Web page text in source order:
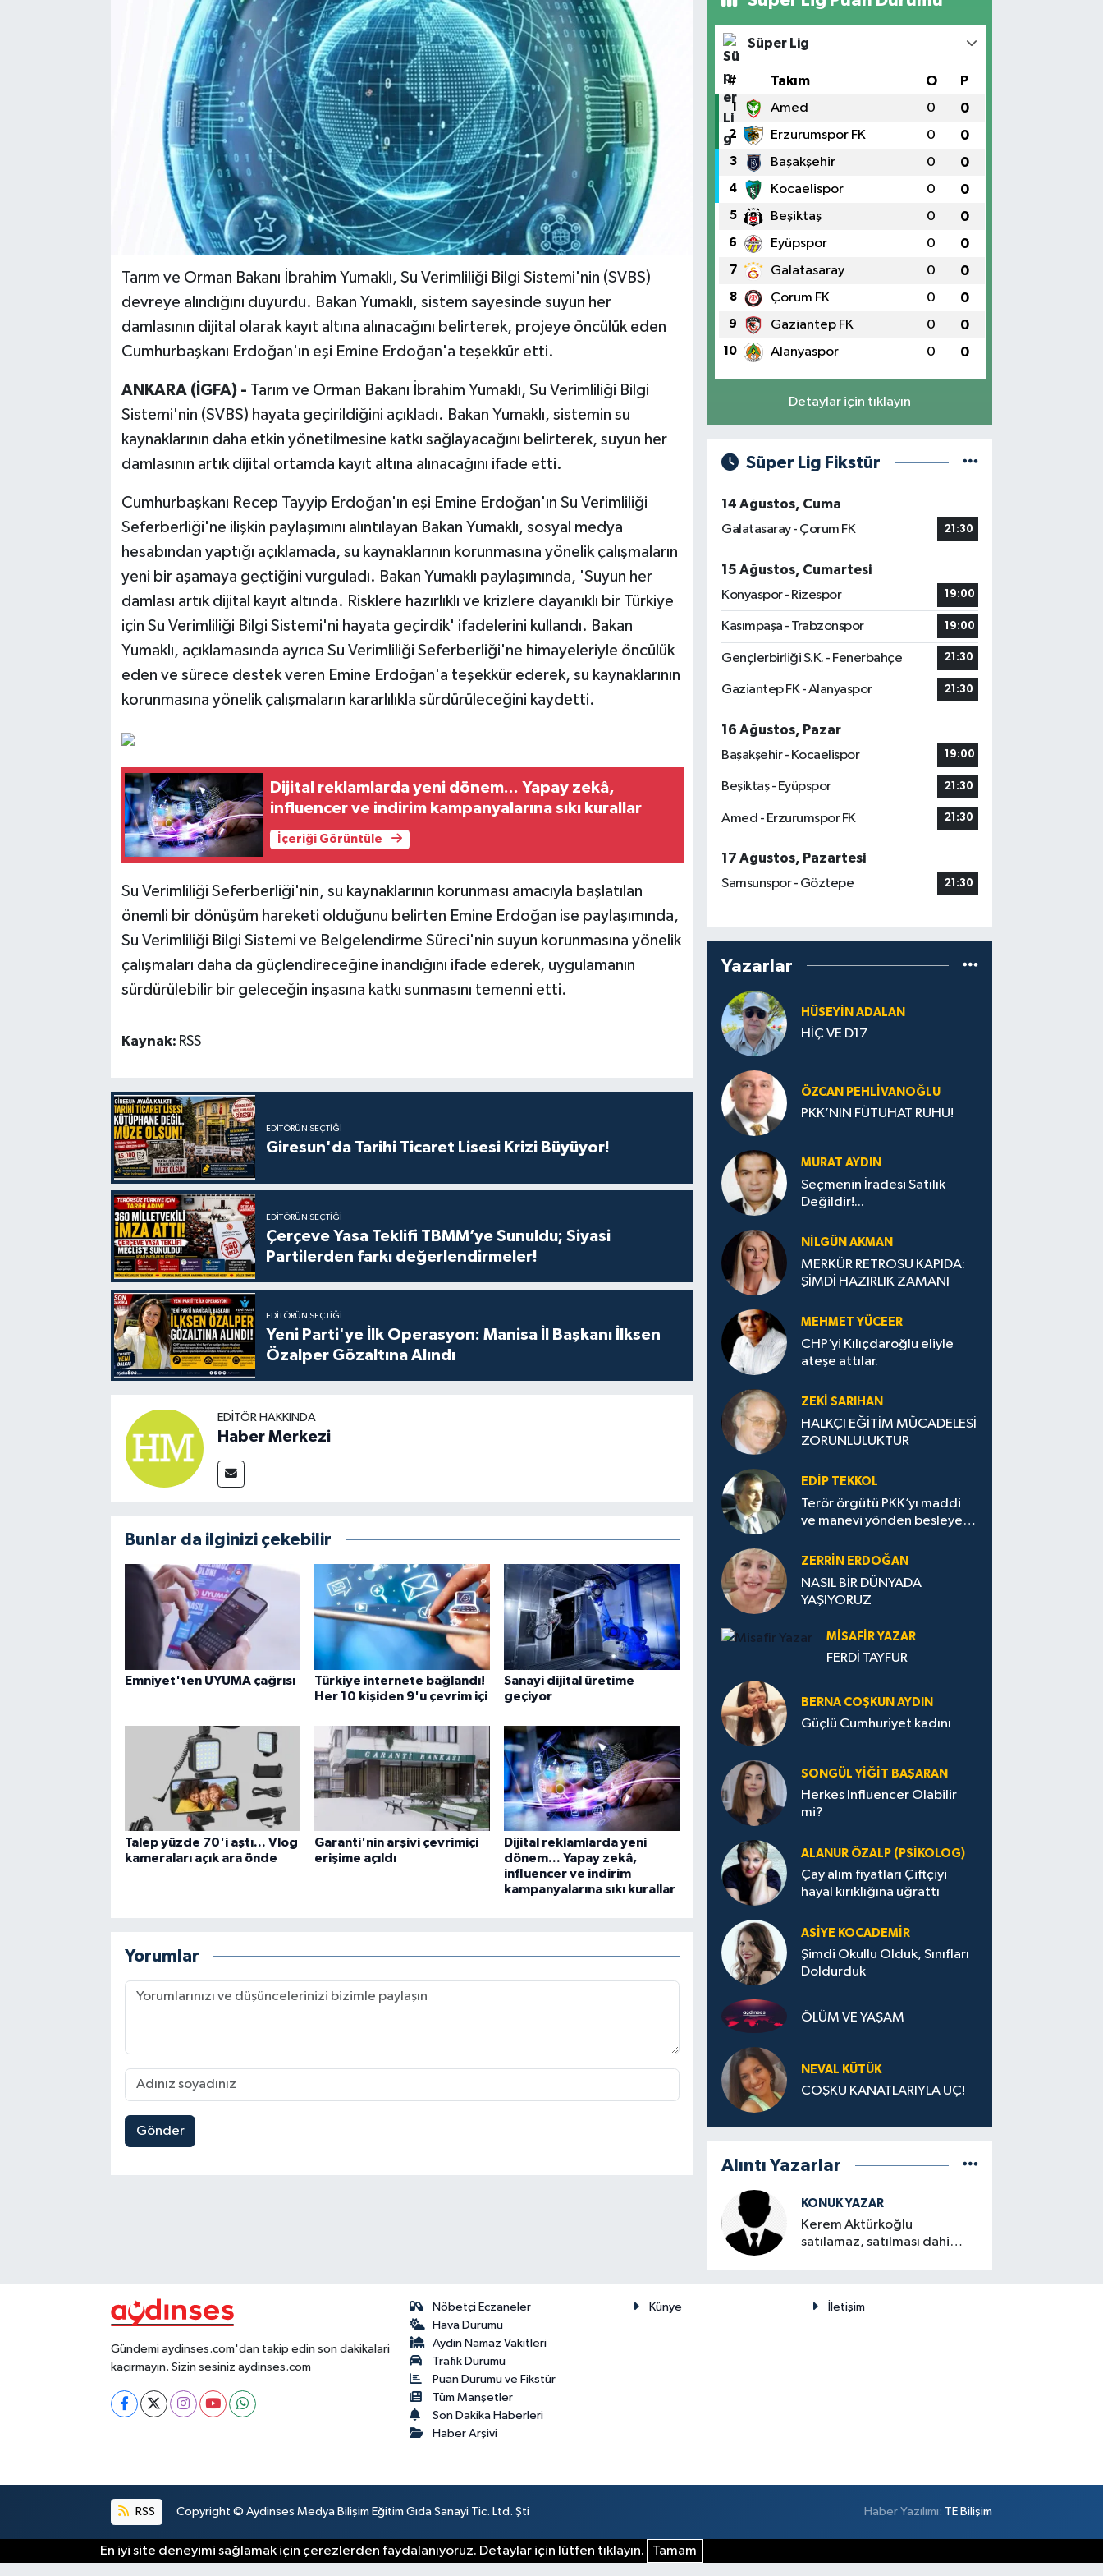
Tarım ve Orman Bakanı İbrahim Yumaklı, Su Verimliliği Bilgi Sistemi'nin (SVBS)
devreye alındığını duyurdu. Bakan Yumaklı, sistem sayesinde suyun her
damlasının dijital olarak kayıt altına alınacağını belirterek, projeye öncülük eden
Cumhurbaşkanı Erdoğan'ın eşi Emine Erdoğan'a teşekkür etti.
ANKARA (İGFA) - Tarım ve Orman Bakanı İbrahim Yumaklı, Su Verimliliği Bilgi
Sistemi'nin (SVBS) hayata geçirildiğini açıkladı. Bakan Yumaklı, sistemin su
kaynaklarının daha etkin yönetilmesine katkı sağlayacağını belirterek, suyun her
damlasının artık dijital ortamda kayıt altına alınacağını ifade etti.
Cumhurbaşkanı Recep Tayyip Erdoğan'ın eşi Emine Erdoğan'ın Su Verimliliği
Seferberliği'ne ilişkin paylaşımını alıntılayan Bakan Yumaklı, sosyal medya
hesabından yaptığı açıklamada, su kaynaklarının korunmasına yönelik çalışmaların
yeni bir aşamaya geçtiğini vurguladı. Bakan Yumaklı paylaşımında, 'Suyun her
damlası artık dijital kayıt altında. Risklere hazırlıklı ve krizlere dayanıklı bir Türkiye
için Su Verimliliği Bilgi Sistemi'ni hayata geçirdik' ifadelerini kullandı. Bakan
Yumaklı, açıklamasında ayrıca Su Verimliliği Seferberliği'ne himayeleriyle öncülük
eden ve sürece destek veren Emine Erdoğan'a teşekkür ederek, su kaynaklarının
korunmasına yönelik çalışmaların kararlılıkla sürdürüleceğini kaydetti.
Dijital reklamlarda yeni dönem... Yapay zekâ,
influencer ve indirim kampanyalarına sıkı kurallar
İçeriği Görüntüle
Su Verimliliği Seferberliği'nin, su kaynaklarının korunması amacıyla başlatılan
önemli bir dönüşüm hareketi olduğunu belirten Emine Erdoğan ise paylaşımında,
Su Verimliliği Bilgi Sistemi ve Belgelendirme Süreci'nin suyun korunmasına yönelik
çalışmaları daha da güçlendireceğine inandığını ifade ederek, uygulamanın
sürdürülebilir bir geleceğin inşasına katkı sunmasını temenni etti.
Kaynak: RSS
EDITÖRÜN SEÇTIĞI
Giresun'da Tarihi Ticaret Lisesi Krizi Büyüyor!
EDITÖRÜN SEÇTIĞI
Çerçeve Yasa Teklifi TBMM’ye Sunuldu; Siyasi
Partilerden farkı değerlendirmeler!
EDITÖRÜN SEÇTIĞI
Yeni Parti'ye İlk Operasyon: Manisa İl Başkanı İlksen
Özalper Gözaltına Alındı
EDITÖR HAKKINDA
Haber Merkezi
Bunlar da ilginizi çekebilir
Emniyet'ten UYUMA çağrısı
Türkiye internete bağlandı!
Her 10 kişiden 9'u çevrim içi
Sanayi dijital üretime
geçiyor
Talep yüzde 70'i aştı... Vlog
kameraları açık ara önde
Garanti'nin arşivi çevrimiçi
erişime açıldı
Dijital reklamlarda yeni
dönem... Yapay zekâ,
influencer ve indirim
kampanyalarına sıkı kurallar
Yorumlar
Gönder
Süper Lig
# Takım O P
1 Amed 0 0
2 Erzurumspor FK 0 0
3 Başakşehir 0 0
4 Kocaelispor 0 0
5 Beşiktaş 0 0
6 Eyüpspor 0 0
7 Galatasaray 0 0
8 Çorum FK 0 0
9 Gaziantep FK 0 0
10 Alanyaspor 0 0
Detaylar için tıklayın
Süper Lig Fikstür
14 Ağustos, Cuma
Galatasaray - Çorum FK
21:30
15 Ağustos, Cumartesi
Konyaspor - Rizespor
19:00
Kasımpaşa - Trabzonspor 19:00
Gençlerbirliği S.K. - Fenerbahçe 21:30
Gaziantep FK - Alanyaspor 21:30
16 Ağustos, Pazar
Başakşehir - Kocaelispor
19:00
Beşiktaş - Eyüpspor 21:30
Amed - Erzurumspor FK 21:30
17 Ağustos, Pazartesi
Samsunspor - Göztepe
21:30
Yazarlar
HÜSEYIN ADALAN
HİÇ VE D17
ÖZCAN PEHLIVANOĞLU
PKK’NIN FÜTUHAT RUHU!
MURAT AYDIN
Seçmenin İradesi Satılık
Değildir!...
NILGÜN AKMAN
MERKÜR RETROSU KAPIDA:
ŞİMDİ HAZIRLIK ZAMANI
MEHMET YÜCEER
CHP’yi Kılıçdaroğlu eliyle
ateşe attılar.
ZEKI SARIHAN
HALKÇI EĞİTİM MÜCADELESİ
ZORUNLULUKTUR
EDIP TEKKOL
Terör örgütü PKK’yı maddi
ve manevi yönden besleyen
ZERRIN ERDOĞAN
NASIL BİR DÜNYADA
YAŞIYORUZ
MISAFIR YAZAR
FERDİ TAYFUR
BERNA COŞKUN AYDIN
Güçlü Cumhuriyet kadını
SONGÜL YIĞIT BAŞARAN
Herkes Influencer Olabilir
mi?
ALANUR ÖZALP (PSIKOLOG)
Çay alım fiyatları Çiftçiyi
hayal kırıklığına uğrattı
ASIYE KOCADEMİR
Şimdi Okullu Olduk, Sınıfları
Doldurduk
ÖLÜM VE YAŞAM
NEVAL KÜTÜK
COŞKU KANATLARIYLA UÇ!
Alıntı Yazarlar
KONUK YAZAR
Kerem Aktürkoğlu
satılamaz, satılması dahi
Gündemi aydinses.com'dan takip edin son dakikalari
kaçırmayın. Sizin sesiniz aydinses.com
Nöbetçi Eczaneler
Hava Durumu
Aydin Namaz Vakitleri
Trafik Durumu
Puan Durumu ve Fikstür
Tüm Manşetler
Son Dakika Haberleri
Haber Arşivi
Künye İletişim
RSS Copyright © Aydinses Medya Bilişim Eğitim Gıda Sanayi Tic. Ltd. Şti Haber Yazılımı: TE Bilişim
En iyi site deneyimi sağlamak için çerezlerden faydalanıyoruz. Detaylar için lütfen tıklayın. Tamam